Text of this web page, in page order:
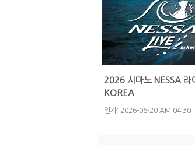
2026 시마노 NESSA 라
KOREA
일자: 2026-06-20 AM 04:30